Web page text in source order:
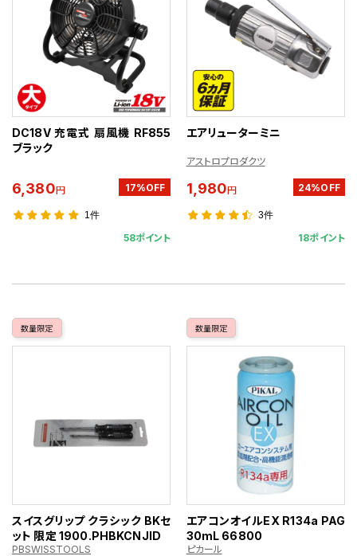
DC18V 充電式 扇風機 RF855
ブラック
6,380円 17%OFF
1件
58ポイント
エアリューターミニ
アストロプロダクツ
1,980円 24%OFF
3件
18ポイント
数量限定
スイスグリップ クラシック BKセ
ット 限定 1900.PHBKCNJID
PBSWISSTOOLS
数量限定
エアコンオイルEX R134a PAG
30mL 66800
ピカール